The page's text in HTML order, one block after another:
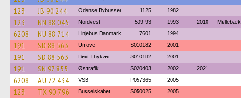
123 JB 90 244 Odense Bybusser 1125 1982
123 NN 88 045 Nordvest 509-93 1993 2010 Møllebæk
6208 NU 88 714 Linjebus Danmark 7601 1994
191 SD 88 563 Umove S010182 2001
191 SD 88 563 Bent Thykjær S010182 2001
191 SN 97 855 Østtrafik S020403 2002 2021
6208 AU 72 434 VSB P057365 2005
123 TX 90 796 Busselskabet S050025 2005